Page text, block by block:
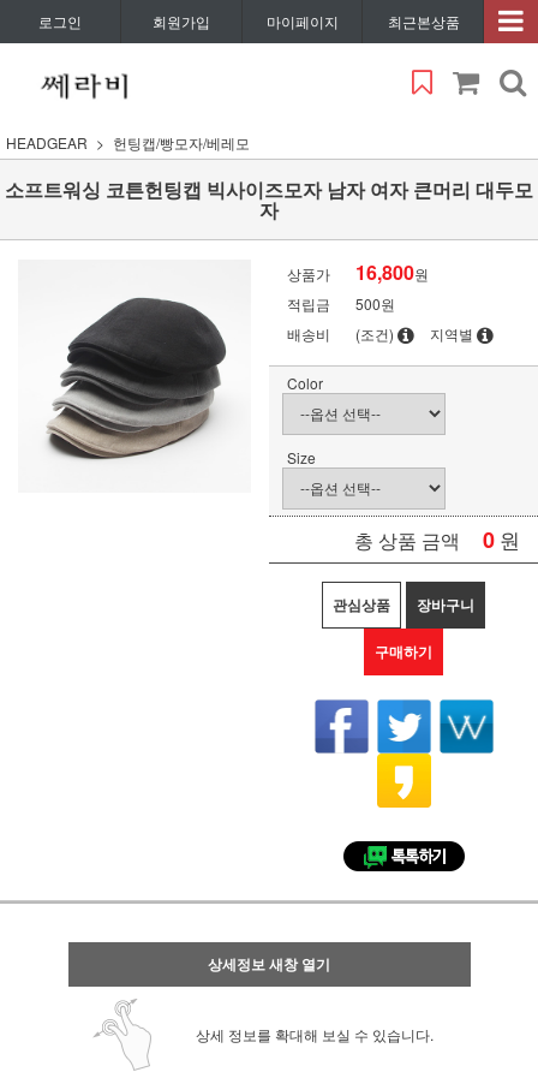
로그인 회원가입 마이페이지 최근본상품
HEADGEAR 헌팅캡/빵모자/베레모
소프트워싱 코튼헌팅캡 빅사이즈모자 남자 여자 큰머리 대두모
자
상품가 16,800원
적립금
500원
배송비
(조건) 지역별
Color
Size
총 상품 금액 0 원
관심상품 장바구니
구매하기
상세정보 새창 열기
상세 정보를 확대해 보실 수 있습니다.